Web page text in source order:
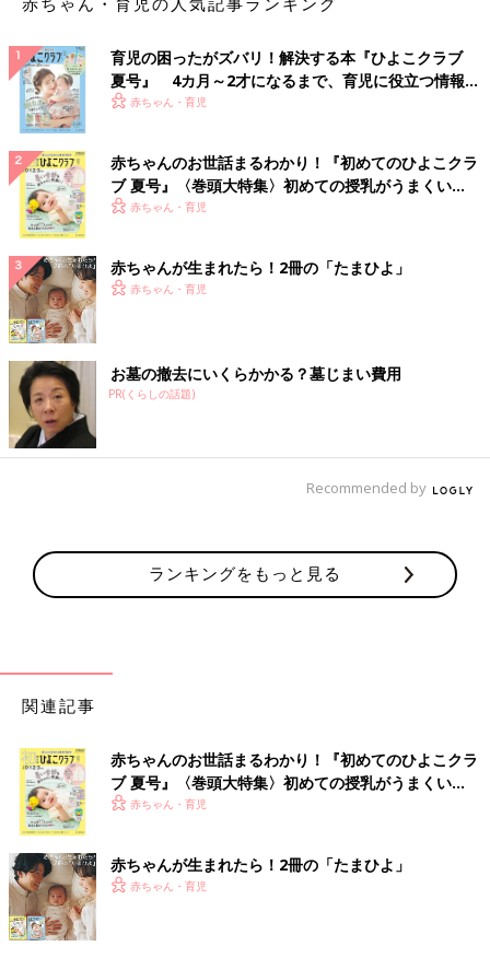
「うちの母は『こんなの回したり作ったりした奴が悪いんだ！
回したらあんたも一緒になっちゃうよ。お母さんが絶対守ってあ
げるからこんなの消しちゃいな！ 貸して！』と消してくれまし
た。母、かっこよく見えました。当然ですが、その後なにも起こ
「『ママは絶対大丈夫！こんなの怖くないよ！』ここは強い母親
の見せどころかなと思います」
「友だちとキャーキャー盛り上がってるだけなら、そんな年頃な
のかなと放っておきます。でも、そんなものがしょっちゅう回っ
てきて、友だちに回して友人同士のトラブルになるほうが私は怖
いですね」
「あまりに内容がひどかったら、学校の担任などに相談するつも
りです」
学校内で頻繁に出回るようなら、学校に相談すれば解決は早いか
もしれませんね。
目だと思います。人の脅しに怯えることが大切だと思われます
か？ であるのなら悪意で人を支配するような人の言いなりにな
ることを教えているようなものではありませんか？ くだらない
脅しの言葉を信じて、まだなかなか理解できない年齢だとして
いことを、毅然とした態度でしっかり理解できるまで何度でも伝
えることは大切ですね。
また、個人情報の流失などの危険性が伴う可能性もあるので、回
さない、信じないを徹底させるようにしましょう。
お笑い芸人・やしろ優。「イッテQ！」
育児の困ったがズバリ！解決する本『ひよこクラブ
夏号』 4カ月～2才になるまで、育児に役立つ情報が
いっぱい！
赤ちゃん・育児
赤ちゃんのお世話まるわかり！『初めてのひよこクラ
ブ 夏号』〈巻頭大特集〉初めての授乳がうまくい
く！ おっぱい・ミルクの基本と夏のトラブル 解決テ
赤ちゃん・育児
赤ちゃんが生まれたら！2冊の「たまひよ」
赤ちゃん・育児
お墓の撤去にいくらかかる？墓じまい費用
PR(くらしの話題)
Recommended by
ランキングをもっと見る
関連記事
赤ちゃんのお世話まるわかり！『初めてのひよこクラ
ブ 夏号』〈巻頭大特集〉初めての授乳がうまくい
く！ おっぱい・ミルクの基本と夏のトラブル 解決テ
赤ちゃん・育児
赤ちゃんが生まれたら！2冊の「たまひよ」
赤ちゃん・育児